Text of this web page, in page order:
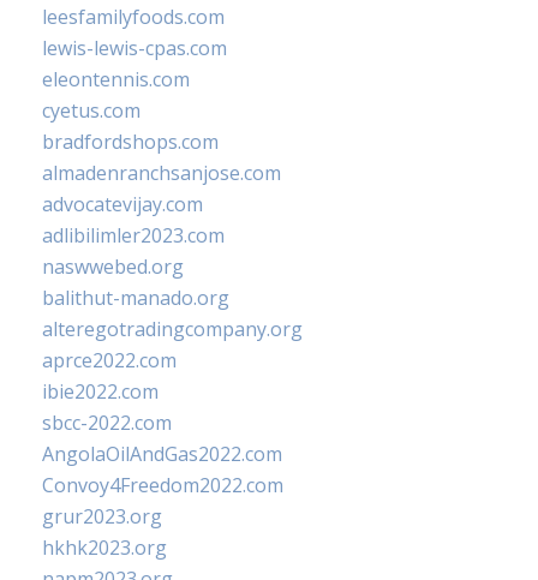
leesfamilyfoods.com
lewis-lewis-cpas.com
eleontennis.com
cyetus.com
bradfordshops.com
almadenranchsanjose.com
advocatevijay.com
adlibilimler2023.com
naswwebed.org
balithut-manado.org
alteregotradingcompany.org
aprce2022.com
ibie2022.com
sbcc-2022.com
AngolaOilAndGas2022.com
Convoy4Freedom2022.com
grur2023.org
hkhk2023.org